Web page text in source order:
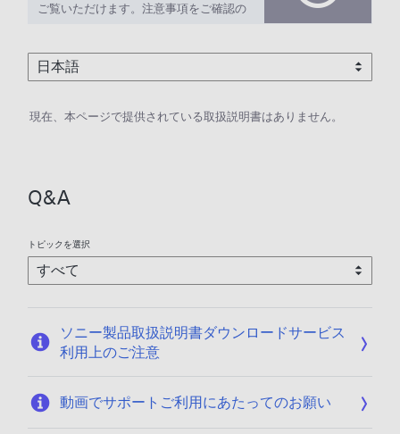
ご覧いただけます。注意事項をご確認の
現在、本ページで提供されている取扱説明書はありません。
Q&A
トピックを選択
ソニー製品取扱説明書ダウンロードサービス
利用上のご注意
動画でサポートご利用にあたってのお願い